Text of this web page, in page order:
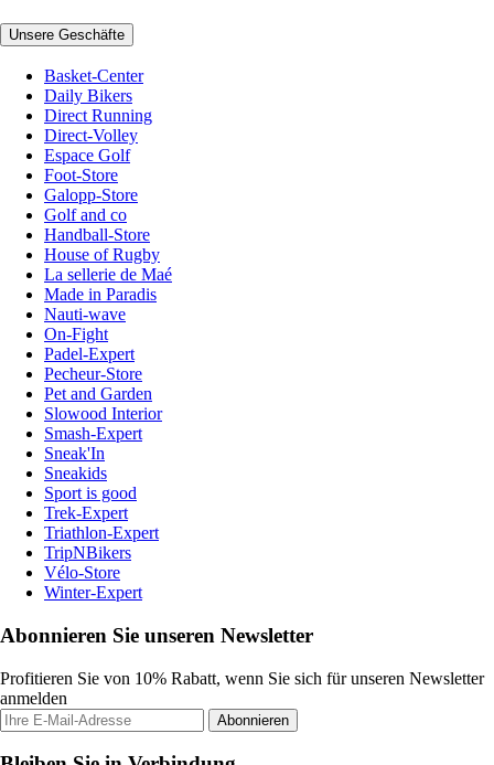
Unsere Geschäfte
Basket-Center
Daily Bikers
Direct Running
Direct-Volley
Espace Golf
Foot-Store
Galopp-Store
Golf and co
Handball-Store
House of Rugby
La sellerie de Maé
Made in Paradis
Nauti-wave
On-Fight
Padel-Expert
Pecheur-Store
Pet and Garden
Slowood Interior
Smash-Expert
Sneak'In
Sneakids
Sport is good
Trek-Expert
Triathlon-Expert
TripNBikers
Vélo-Store
Winter-Expert
Abonnieren Sie unseren Newsletter
Profitieren Sie von 10% Rabatt, wenn Sie sich für unseren Newsletter
anmelden
Abonnieren